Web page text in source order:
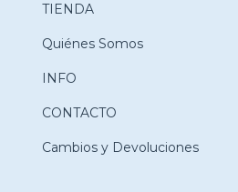
TIENDA
Quiénes Somos
INFO
CONTACTO
Cambios y Devoluciones